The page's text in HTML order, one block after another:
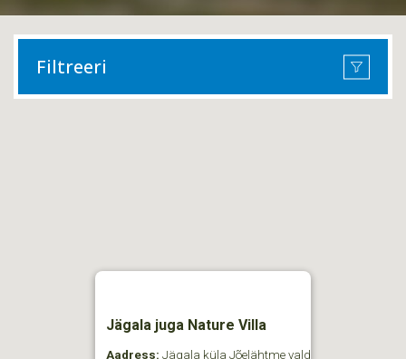
Filtreeri
Jägala juga Nature Villa
Aadress: Jägala küla Jõelähtme vald